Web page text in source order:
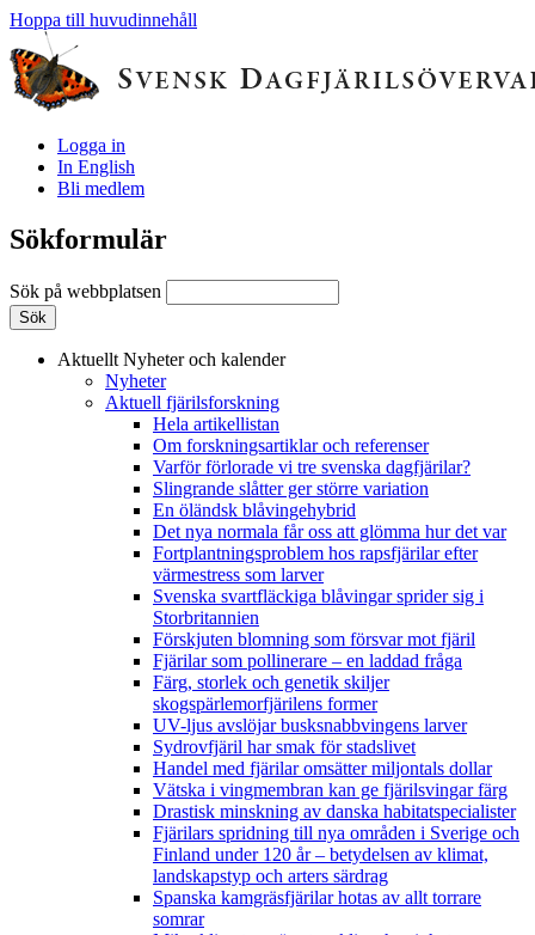
Hoppa till huvudinnehåll
Logga in
In English
Bli medlem
Sökformulär
Sök på webbplatsen
Aktuellt Nyheter och kalender
Nyheter
Aktuell fjärilsforskning
Hela artikellistan
Om forskningsartiklar och referenser
Varför förlorade vi tre svenska dagfjärilar?
Slingrande slåtter ger större variation
En öländsk blåvingehybrid
Det nya normala får oss att glömma hur det var
Fortplantningsproblem hos rapsfjärilar efter
värmestress som larver
Svenska svartfläckiga blåvingar sprider sig i
Storbritannien
Förskjuten blomning som försvar mot fjäril
Fjärilar som pollinerare – en laddad fråga
Färg, storlek och genetik skiljer
skogspärlemorfjärilens former
UV-ljus avslöjar busksnabbvingens larver
Sydrovfjäril har smak för stadslivet
Handel med fjärilar omsätter miljontals dollar
Vätska i vingmembran kan ge fjärilsvingar färg
Drastisk minskning av danska habitatspecialister
Fjärilars spridning till nya områden i Sverige och
Finland under 120 år– betydelsen av klimat,
landskapstyp och arters särdrag
Spanska kamgräsfjärilar hotas av allt torrare
somrar